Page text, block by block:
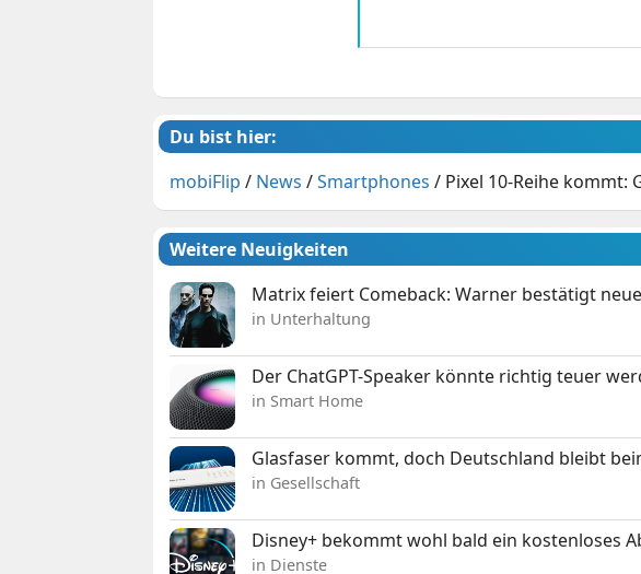
Du bist hier:
mobiFlip / News /Smartphones / Pixel 10-Reihe kommt:
Weitere Neuigkeiten
Matrix feiert Comeback: Warner bestätigt
in Unterhaltung
Der ChatGPT-Speaker könnte richtig teuer
in Smart Home
Glasfaser kommt, doch Deutschland bleibt
in Gesellschaft
Disney+ bekommt wohl bald ein kostenloses
in Dienste